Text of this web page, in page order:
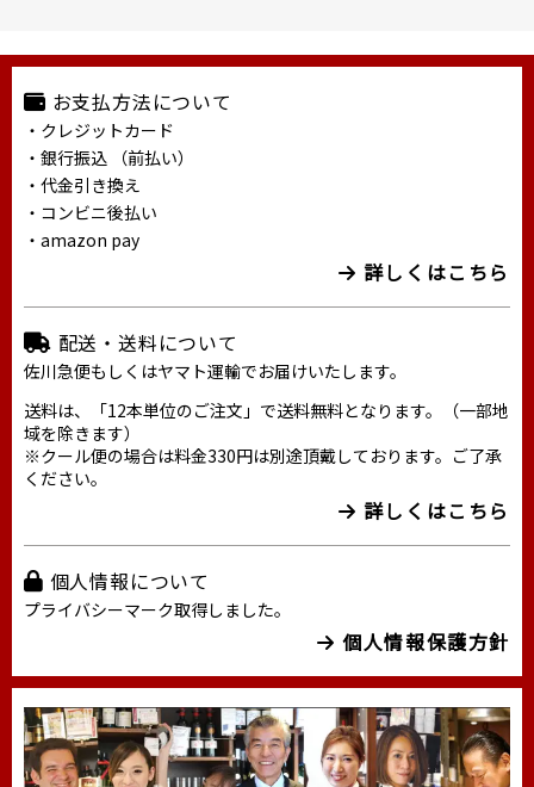
お支払方法について
・クレジットカード
・銀行振込 （前払い）
・代金引き換え
・コンビニ後払い
・amazon pay
詳しくはこちら
配送・送料について
佐川急便もしくはヤマト運輸でお届けいたします。
送料は、「12本単位のご注文」で送料無料となります。（一部地
域を除きます）
※クール便の場合は料金330円は別途頂戴しております。ご了承
ください。
詳しくはこちら
個人情報について
プライバシーマーク取得しました。
個人情報保護方針